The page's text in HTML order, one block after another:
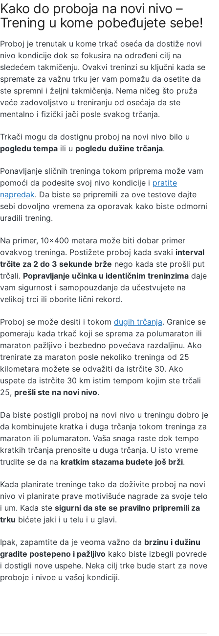
Kako do proboja na novi nivo –
Trening u kome pobeđujete sebe!
Proboj je trenutak u kome trkač oseća da dostiže novi
nivo kondicije dok se fokusira na određeni cilj na
sledećem takmičenju. Ovakvi treninzi su ključni kada se
spremate za važnu trku jer vam pomažu da osetite da
ste spremni i željni takmičenja. Nema ničeg što pruža
veće zadovoljstvo u treniranju od osećaja da ste
mentalno i fizički jači posle svakog trčanja.
Trkači mogu da dostignu proboj na novi nivo bilo u
pogledu tempa ili u pogledu dužine trčanja.
Ponavljanje sličnih treninga tokom priprema može vam
pomoći da podesite svoj nivo kondicije i pratite
napredak. Da biste se pripremili za ove testove dajte
sebi dovoljno vremena za oporavak kako biste odmorni
uradili trening.
Na primer, 10×400 metara može biti dobar primer
ovakvog treninga. Postižete proboj kada svaki interval
trčite za 2 do 3 sekunde brže nego kada ste prošli put
trčali. Popravljanje učinka u identičnim treninzima daje
vam sigurnost i samopouzdanje da učestvujete na
velikoj trci ili oborite lični rekord.
Proboj se može desiti i tokom dugih trčanja. Granice se
pomeraju kada trkač koji se sprema za polumaraton ili
maraton pažljivo i bezbedno povećava razdaljinu. Ako
trenirate za maraton posle nekoliko treninga od 25
kilometara možete se odvažiti da istrčite 30. Ako
uspete da istrčite 30 km istim tempom kojim ste trčali
25, prešli ste na novi nivo.
Da biste postigli proboj na novi nivo u treningu dobro je
da kombinujete kratka i duga trčanja tokom treninga za
maraton ili polumaraton. Vaša snaga raste dok tempo
kratkih trčanja prenosite u duga trčanja. U isto vreme
trudite se da na kratkim stazama budete još brži.
Kada planirate treninge tako da doživite proboj na novi
nivo vi planirate prave motivišuće nagrade za svoje telo
i um. Kada ste sigurni da ste se pravilno pripremili za
trku bićete jaki i u telu i u glavi.
Ipak, zapamtite da je veoma važno da brzinu i dužinu
gradite postepeno i pažljivo kako biste izbegli povrede
i dostigli nove uspehe. Neka cilj trke bude start za nove
proboje i nivoe u vašoj kondiciji.